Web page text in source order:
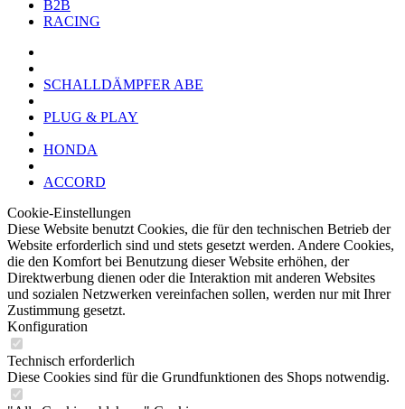
B2B
RACING
SCHALLDÄMPFER ABE
PLUG & PLAY
HONDA
ACCORD
Cookie-Einstellungen
Diese Website benutzt Cookies, die für den technischen Betrieb der
Website erforderlich sind und stets gesetzt werden. Andere Cookies,
die den Komfort bei Benutzung dieser Website erhöhen, der
Direktwerbung dienen oder die Interaktion mit anderen Websites
und sozialen Netzwerken vereinfachen sollen, werden nur mit Ihrer
Zustimmung gesetzt.
Konfiguration
Technisch erforderlich
Diese Cookies sind für die Grundfunktionen des Shops notwendig.